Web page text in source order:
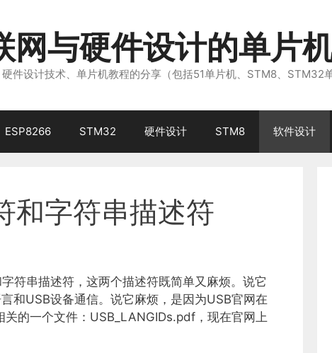
网与硬件设计的单片
件设计技术、单片机教程的分享（包括51单片机、STM8、STM32
ESP8266 STM32 硬件设计 STM8 软件设计
和字符串描述符
符串描述符，这两个描述符既简单又麻烦。说它
和USB设备通信。说它麻烦，是因为USB官网在
的一个文件：USB_LANGIDs.pdf，现在官网上